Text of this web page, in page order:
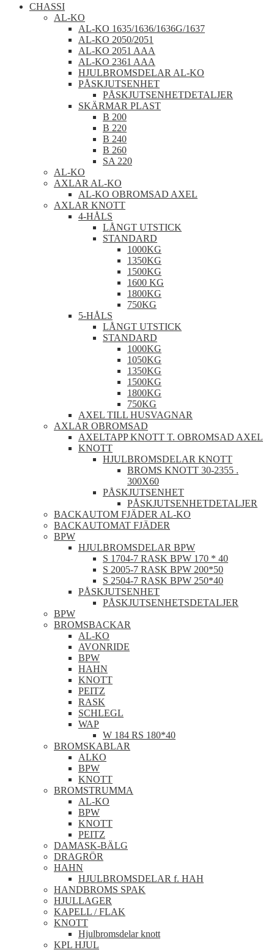
CHASSI
AL-KO
AL-KO 1635/1636/1636G/1637
AL-KO 2050/2051
AL-KO 2051 AAA
AL-KO 2361 AAA
HJULBROMSDELAR AL-KO
PÅSKJUTSENHET
PÅSKJUTSENHETDETALJER
SKÄRMAR PLAST
B 200
B 220
B 240
B 260
SA 220
AL-KO
AXLAR AL-KO
AL-KO OBROMSAD AXEL
AXLAR KNOTT
4-HÅLS
LÅNGT UTSTICK
STANDARD
1000KG
1350KG
1500KG
1600 KG
1800KG
750KG
5-HÅLS
LÅNGT UTSTICK
STANDARD
1000KG
1050KG
1350KG
1500KG
1800KG
750KG
AXEL TILL HUSVAGNAR
AXLAR OBROMSAD
AXELTAPP KNOTT T. OBROMSAD AXEL
KNOTT
HJULBROMSDELAR KNOTT
BROMS KNOTT 30-2355 .
300X60
PÅSKJUTSENHET
PÅSKJUTSENHETDETALJER
BACKAUTOM FJÄDER AL-KO
BACKAUTOMAT FJÄDER
BPW
HJULBROMSDELAR BPW
S 1704-7 RASK BPW 170 * 40
S 2005-7 RASK BPW 200*50
S 2504-7 RASK BPW 250*40
PÅSKJUTSENHET
PÅSKJUTSENHETSDETALJER
BPW
BROMSBACKAR
AL-KO
AVONRIDE
BPW
HAHN
KNOTT
PEITZ
RASK
SCHLEGL
WAP
W 184 RS 180*40
BROMSKABLAR
ALKO
BPW
KNOTT
BROMSTRUMMA
AL-KO
BPW
KNOTT
PEITZ
DAMASK-BÄLG
DRAGRÖR
HAHN
HJULBROMSDELAR f. HAH
HANDBROMS SPAK
HJULLAGER
KAPELL / FLAK
KNOTT
Hjulbromsdelar knott
KPL HJUL